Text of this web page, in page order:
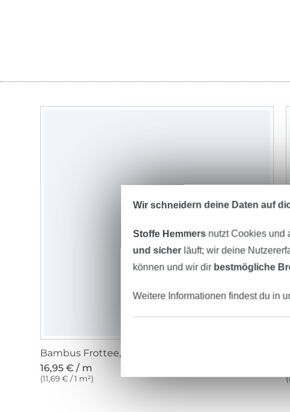
Bambus Frottee, taubenblau
16,95 € / m
(11,69 € / 1 m²)
Wir schneidern deine Daten auf
Stoffe Hemmers nutzt Cookies und
und sicherläuft; wir deine
können und wir dir bestmögliche
Weitere Informationen findest du in